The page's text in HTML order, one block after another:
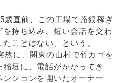
直前、この工場で路銀稼ぎ
持ち込み、短い会話を交わ
ことはない、という。
に、関東の山村で竹カゴを
垣に、電話がかかってき
ションを開いたオーナー